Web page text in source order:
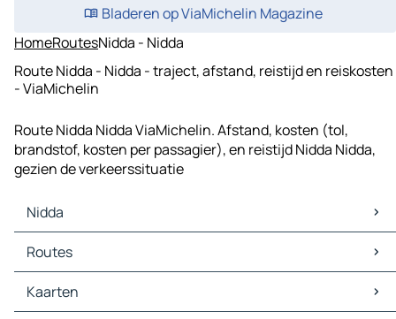
Bladeren op ViaMichelin Magazine
HomeRoutesNidda - Nidda
Route Nidda - Nidda - traject, afstand, reistijd en reiskosten
- ViaMichelin
Route Nidda Nidda ViaMichelin. Afstand, kosten (tol,
brandstof, kosten per passagier), en reistijd Nidda Nidda,
gezien de verkeerssituatie
Nidda
Nidda Kaarten
Nidda Verkeer
Nidda Hotels
Nidda Restaurants
Routes
Routes Nidda - Gießen
Routes Nidda - Bad Homburg vor der Höhe
Kaarten